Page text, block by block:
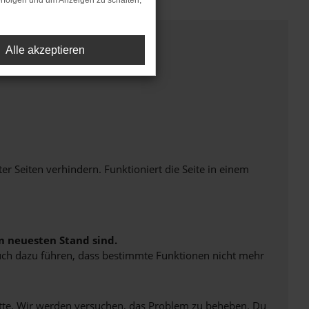
Seiten verhindern. Funktioniert die Seite in einem
neuesten Stand sind.
dazu führen, dass bestimmte Funktionen nicht mehr
Wir werden versuchen, das Problem zu beheben. Du
Alle akzeptieren